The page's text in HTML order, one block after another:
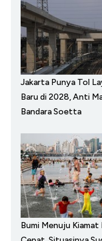
Jakarta Punya Tol
Baru di 2028, Anti
Bandara Soetta
Bumi Menuju Kiamat